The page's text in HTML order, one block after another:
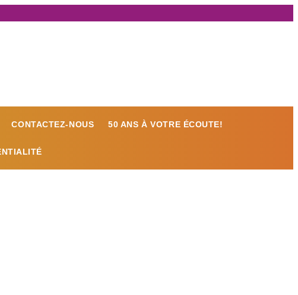
CONTACTEZ-NOUS 50 ANS À VOTRE ÉCOUTE!